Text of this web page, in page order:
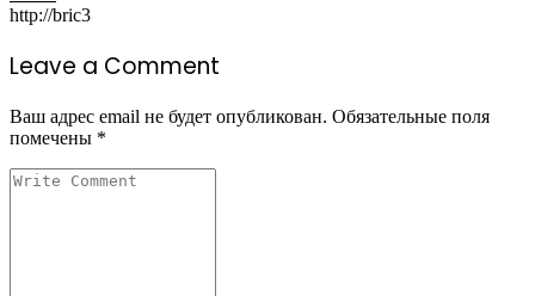
http://bric3
Leave a Comment
Ваш адрес email не будет опубликован. Обязательные поля
помечены *